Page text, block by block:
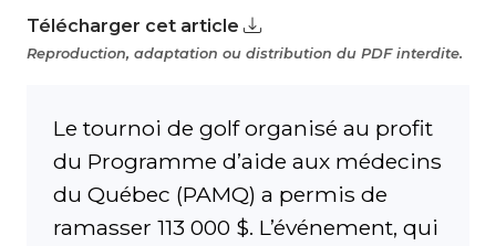
Télécharger cet article
Reproduction, adaptation ou distribution du PDF interdite.
Le tournoi de golf organisé au profit
du Programme d’aide aux médecins
du Québec (PAMQ) a permis de
ramasser 113 000 $. L’événement, qui